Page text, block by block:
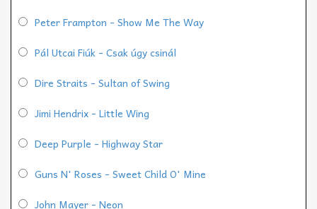
Peter Frampton - Show Me The Way
Pál Utcai Fiúk - Csak úgy csinál
Dire Straits - Sultan of Swing
Jimi Hendrix - Little Wing
Deep Purple - Highway Star
Guns N' Roses - Sweet Child O' Mine
John Mayer - Neon